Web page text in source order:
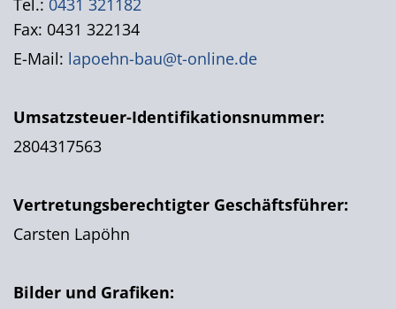
Tel.: 0431 321182
Fax: 0431 322134
E-Mail: lapoehn-bau@t-online.de
Umsatzsteuer-Identifikationsnummer:
2804317563
Vertretungsberechtigter Geschäftsführer:
Carsten Lapöhn
Bilder und Grafiken: